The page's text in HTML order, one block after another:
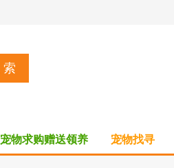
宠物求购赠送领养 宠物找寻